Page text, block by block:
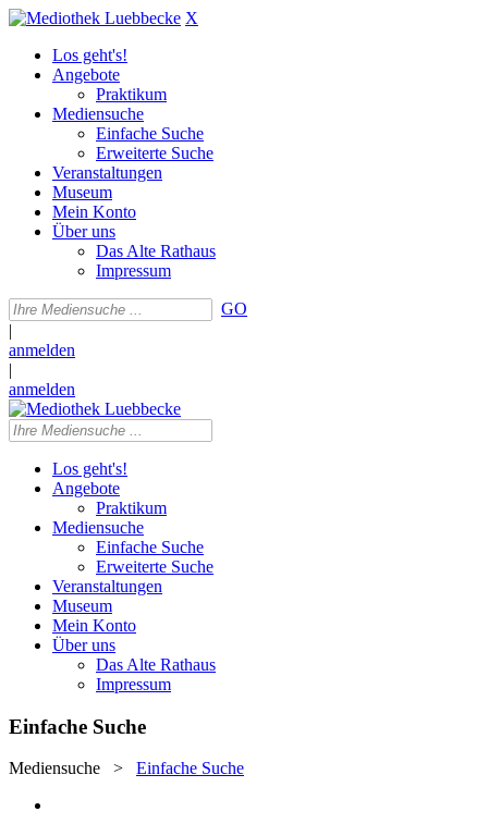
X
Los geht's!
Angebote
Praktikum
Mediensuche
Einfache Suche
Erweiterte Suche
Veranstaltungen
Museum
Mein Konto
Über uns
Das Alte Rathaus
Impressum
GO
|
anmelden
|
anmelden
Los geht's!
Angebote
Praktikum
Mediensuche
Einfache Suche
Erweiterte Suche
Veranstaltungen
Museum
Mein Konto
Über uns
Das Alte Rathaus
Impressum
Einfache Suche
Mediensuche > Einfache Suche